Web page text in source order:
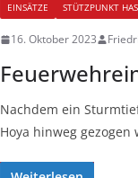
EINSÄTZE STÜTZPUNKT
16. Oktober 2023
Nachdem ein
Hoya hinweg